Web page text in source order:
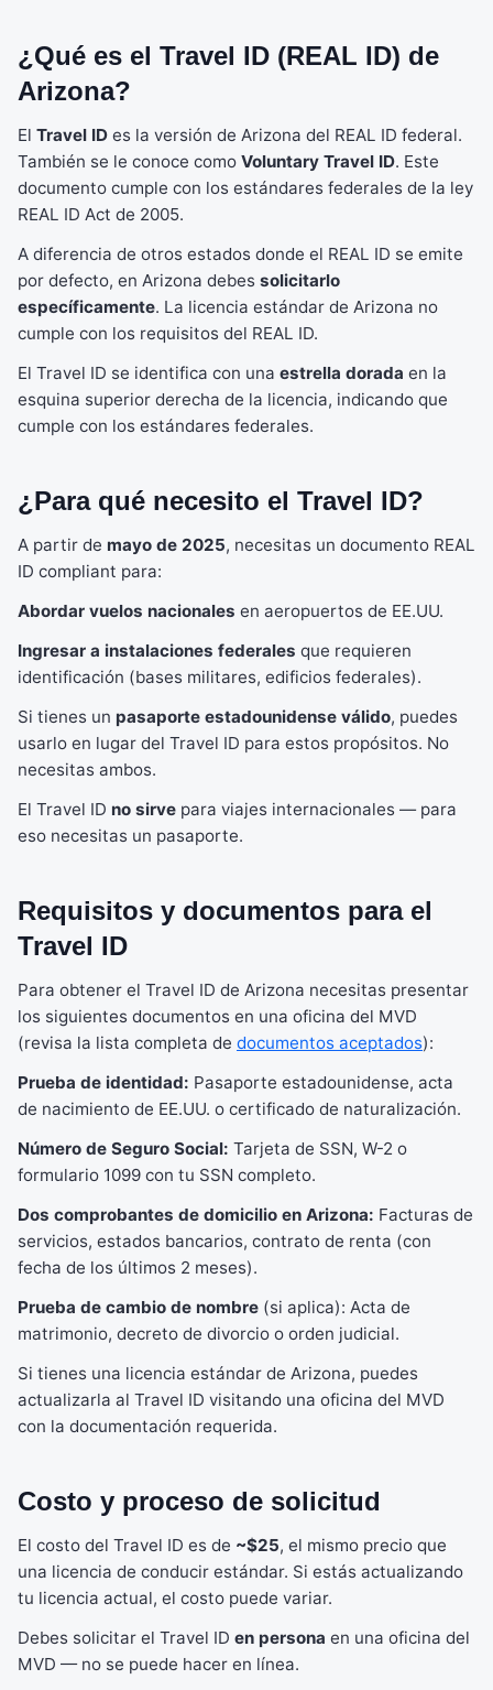
¿Qué es el Travel ID (REAL ID) de
Arizona?
El Travel ID es la versión de Arizona del REAL ID federal.
También se le conoce como Voluntary Travel ID. Este
documento cumple con los estándares federales de la ley
REAL ID Act de 2005.
A diferencia de otros estados donde el REAL ID se emite
por defecto, en Arizona debes solicitarlo
específicamente. La licencia estándar de Arizona no
cumple con los requisitos del REAL ID.
El Travel ID se identifica con una estrella dorada en la
esquina superior derecha de la licencia, indicando que
cumple con los estándares federales.
¿Para qué necesito el Travel ID?
A partir de mayo de 2025, necesitas un documento REAL
ID compliant para:
Abordar vuelos nacionales en aeropuertos de EE.UU.
Ingresar a instalaciones federales que requieren
identificación (bases militares, edificios federales).
Si tienes un pasaporte estadounidense válido, puedes
usarlo en lugar del Travel ID para estos propósitos. No
necesitas ambos.
El Travel ID no sirve para viajes internacionales — para
eso necesitas un pasaporte.
Requisitos y documentos para el
Travel ID
Para obtener el Travel ID de Arizona necesitas presentar
los siguientes documentos en una oficina del MVD
(revisa la lista completa de documentos aceptados):
Prueba de identidad: Pasaporte estadounidense, acta
de nacimiento de EE.UU. o certificado de naturalización.
Número de Seguro Social: Tarjeta de SSN, W-2 o
formulario 1099 con tu SSN completo.
Dos comprobantes de domicilio en Arizona: Facturas de
servicios, estados bancarios, contrato de renta (con
fecha de los últimos 2 meses).
Prueba de cambio de nombre (si aplica): Acta de
matrimonio, decreto de divorcio o orden judicial.
Si tienes una licencia estándar de Arizona, puedes
actualizarla al Travel ID visitando una oficina del MVD
con la documentación requerida.
Costo y proceso de solicitud
El costo del Travel ID es de ~$25, el mismo precio que
una licencia de conducir estándar. Si estás actualizando
tu licencia actual, el costo puede variar.
Debes solicitar el Travel ID en persona en una oficina del
MVD — no se puede hacer en línea.